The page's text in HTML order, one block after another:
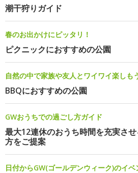
潮干狩りガイド
春のお出かけにピッタリ！
ピクニックにおすすめの公園
自然の中で家族や友人とワイワイ楽しも
BBQにおすすめの公園
GWおうちでの過ごし方ガイド
最大12連休のおうち時間を充実さ
方をご提案
日付からGW(ゴールデンウィーク)のイ